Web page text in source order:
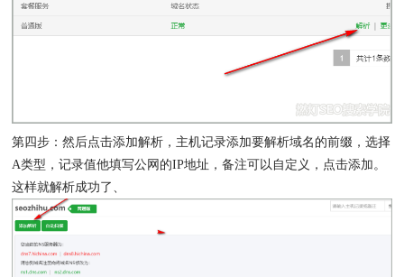
第四步：然后点击添加解析，主机记录添加要解析域名的前缀，选择
A类型，记录值他填写公网的IP地址，备注可以自定义，点击添加。
这样就解析成功了、